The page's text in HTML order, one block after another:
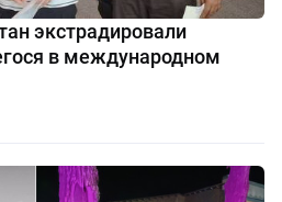
экстрадировали
в международном